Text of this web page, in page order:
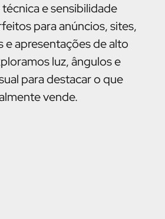
e sensibilidade
para anúncios, sites,
e apresentações de alto
luz, ângulos e
para destacar o que
vende.